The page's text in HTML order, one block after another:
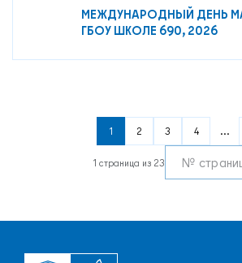
МЕЖДУНАРОДНЫЙ ДЕНЬ
ГБОУ ШКОЛЕ 690, 2026
1 2 3 4 ...
1 страница из 23